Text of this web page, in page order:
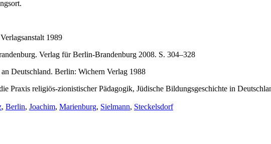
1989
Verlag für Berlin-Brandenburg 2008. S. 304–328
Deutschland. Berlin: Wichern Verlag 1988
Praxis religiös-zionistischer Pädagogik, Jüdische Bildungsgeschichte in
, Berlin, Joachim, Marienburg, Sielmann, Steckelsdorf